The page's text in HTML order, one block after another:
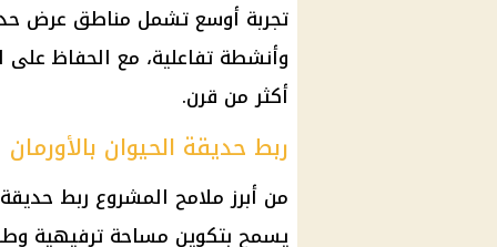
تجربة أوسع تشمل مناطق عرض
وأنشطة تفاعلية، مع الحفاظ على
أكثر من قرن.
ربط حديقة الحيوان بالأورمان
من أبرز ملامح المشروع ربط
يسمح بتكوين مساحة ترفيهية